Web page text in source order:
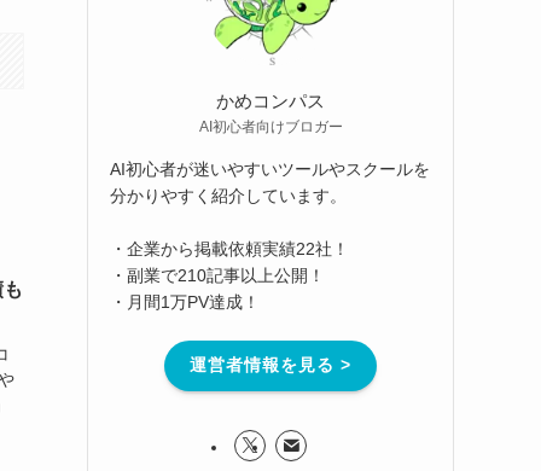
かめコンパス
AI初心者向けブロガー
AI初心者が迷いやすいツールやスクールを
分かりやすく紹介しています。
・企業から掲載依頼実績22社！
・副業で210記事以上公開！
・月間1万PV達成！
運営者情報を見る >